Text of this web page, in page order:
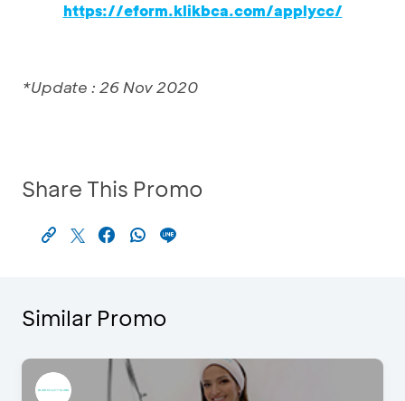
https://eform.klikbca.com/applycc/
*Update : 26 Nov 2020
Share This Promo
Similar Promo